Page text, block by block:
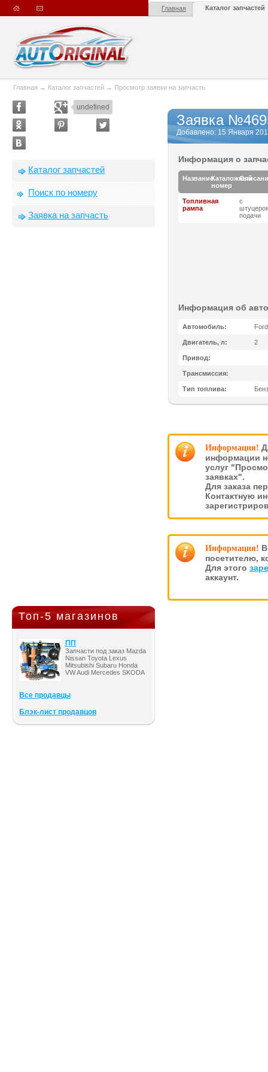
Главная Каталог запчастей
Главная → Каталог запчастей → Просмотр заявки на запчасть
undefined
Каталог запчастей
Поиск по номеру
Заявка на запчасть
Топ-5 магазинов
ПП
Запчасти под заказ Mazda
Nissan Toyota Lexus
Mitsubishi Subaru Honda
VW Audi Mercedes SKODA
Все продавцы
Блэк-лист продавцов
Заявка
Добавлено: 15 Января
Информация о
НазваниеКаталожный
номер
Топливная
рампа
с
подачи
Информация об
Автомобиль:
Двигатель, л: 2
Привод:
Трансмиссия:
Тип топлива:
Информация!
информации
услуг
заявках".
Для заказа
Контактную
Информация!
посетителю,
Для этого
аккаунт.